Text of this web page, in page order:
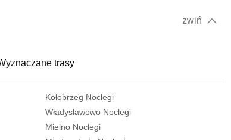
zwiń
trasy
Kołobrzeg Noclegi
Władysławowo Noclegi
Mielno Noclegi